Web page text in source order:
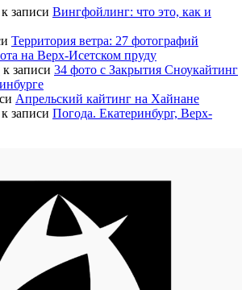
к записи Вингфойлинг: что это, как и
Территория ветра: 27 фотографий
на Верх-Исетском пруду
к записи 34 фото с Закрытия Сноукайтинг
Апрельский кайтинг на Хайнане
к записи Погода. Екатеринбург, Верх-